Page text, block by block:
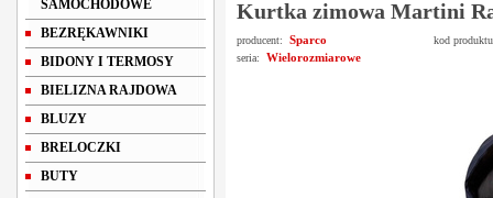
SAMOCHODOWE
BEZRĘKAWNIKI
BIDONY I TERMOSY
BIELIZNA RAJDOWA
BLUZY
BRELOCZKI
BUTY
Kurtka zimowa Martini
producent: Sparco
kod
seria:
Wielorozmiarowe